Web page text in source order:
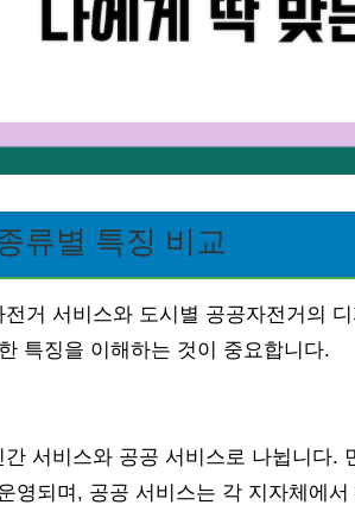
류별 특징 비교
거 서비스와 도시별 공공자전거의
특징을 이해하는 것이 중요합니다.
서비스와 공공 서비스로 나뉩니다.
영되며, 공공 서비스는 각 지자체에서